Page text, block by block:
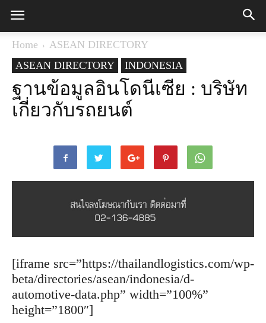
Home
ASEAN DIRECTORY
ASEAN DIRECTORY
INDONESIA
ฐานข้อมูลอินโดนีเซีย : บริษัท
เกี่ยวกับรถยนต์
[iframe src=”https://thailandlogistics.com/wp-
beta/directories/asean/indonesia/d-
automotive-data.php” width=”100%”
height=”1800″]